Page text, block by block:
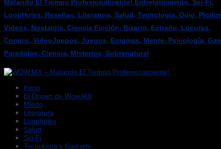
Matando El Tiempo Profesionalmente! Entretenimiento, Sci-Fi,
LoopHoles, Reseñas, Literatura, Salud, Tecnologia, Ocio,
Videos, Nostalgia, Ciencia Ficción, Bizarro, Extraño, Locuras,
Comics, VideoJuegos, Juegos, Enigmas, Mente, Psicología,
Paradojas, Ciencia, Misterios, Sobrenatural
Inicio
El Origen de Wow.MX
Miedo
Literatura
Loopholes
Salud
Sci-Fi
Tecnologia y Gadgets